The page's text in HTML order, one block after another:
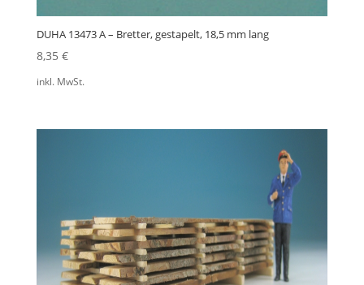
DUHA 13473 A – Bretter, gestapelt, 18,5 mm lang
8,35 €
inkl. MwSt.